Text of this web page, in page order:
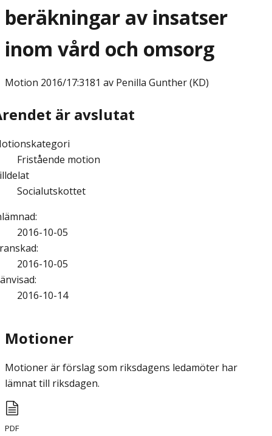
beräkningar av insatser
inom vård och omsorg
Motion 2016/17:3181 av Penilla Gunther (KD)
är avslutat
Fristående motion
Socialutskottet
:
2016-10-05
:
2016-10-05
:
2016-10-14
Motioner
Motioner är förslag som riksdagens ledamöter har
lämnat till riksdagen.
PDF